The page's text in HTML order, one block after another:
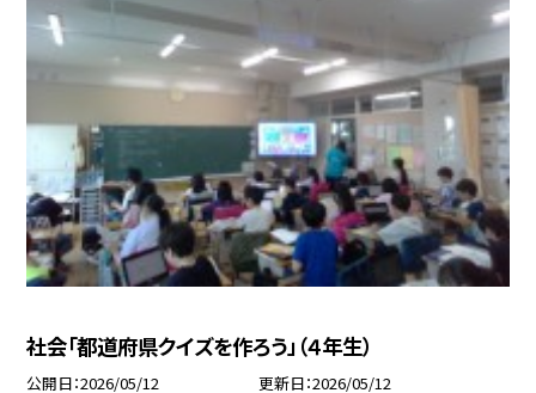
社会「都道府県クイズを作ろう」（４年生）
公開日 2026/05/12 更新日 2026/05/12